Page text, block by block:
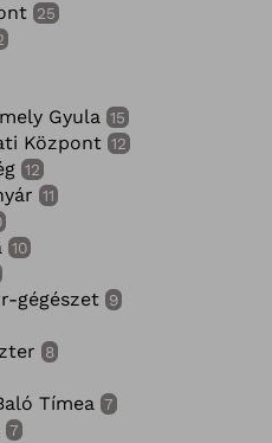
25
Gyula 15
Központ 12
12
11
10
gégészet 9
8
Tímea 7
7